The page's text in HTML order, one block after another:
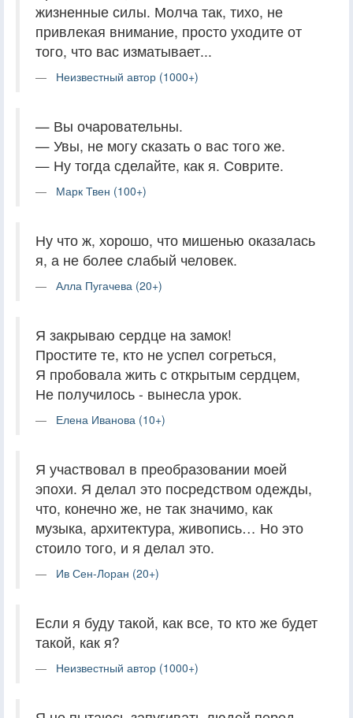
жизненные силы. Молча так, тихо, не
привлекая внимание, просто уходите от
того, что вас изматывает...
Неизвестный автор (1000+)
— Вы очаровательны.
— Увы, не могу сказать о вас того же.
— Ну тогда сделайте, как я. Соврите.
Марк Твен (100+)
Ну что ж, хорошо, что мишенью оказалась
я, а не более слабый человек.
Алла Пугачева (20+)
Я закрываю сердце на замок!
Простите те, кто не успел согреться,
Я пробовала жить с открытым сердцем,
Не получилось - вынесла урок.
Елена Иванова (10+)
Я участвовал в преобразовании моей
эпохи. Я делал это посредством одежды,
что, конечно же, не так значимо, как
музыка, архитектура, живопись… Но это
стоило того, и я делал это.
Ив Сен-Лоран (20+)
Если я буду такой, как все, то кто же будет
такой, как я?
Неизвестный автор (1000+)